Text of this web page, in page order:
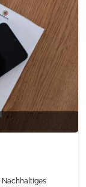
Nachhaltiges